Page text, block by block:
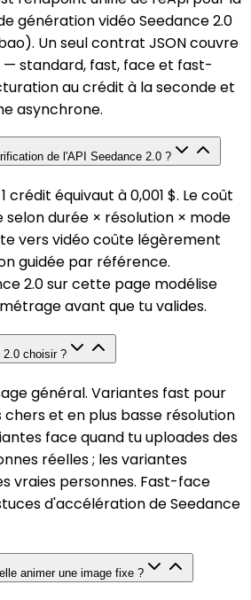
génération vidéo Seedance 2.0
Un seul contrat JSON couvre
standard, fast, face et fast-
au crédit à la seconde et
asynchrone.
de l'API Seedance 2.0 ?
crédit équivaut à 0,001 $. Le coût
selon durée × résolution × mode
vers vidéo coûte légèrement
guidée par référence.
2.0 sur cette page modélise
avant que tu valides.
2.0 choisir ?
général. Variantes fast pour
chers et en plus basse résolution
face quand tu uploades des
réelles ; les variantes
vraies personnes. Fast-face
d'accélération de Seedance
animer une image fixe ?